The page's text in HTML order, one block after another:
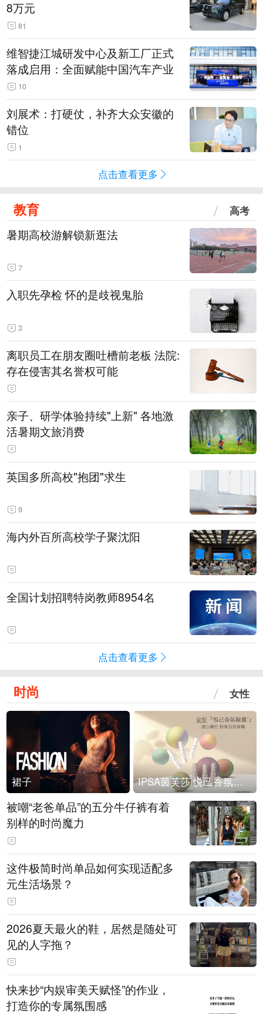
8万元
81
维智捷江城研发中心及新工厂正式
落成启用：全面赋能中国汽车产业
10
刘展术：打硬仗，补齐大众安徽的
错位
1
点击查看更多
教育 高考
暑期高校游解锁新逛法
7
入职先孕检 怀的是歧视鬼胎
3
离职员工在朋友圈吐槽前老板 法院:
存在侵害其名誉权可能
亲子、研学体验持续"上新" 各地激
活暑期文旅消费
英国多所高校"抱团"求生
9
海内外百所高校学子聚沈阳
全国计划招聘特岗教师8954名
点击查看更多
时尚 女性
裙子 IPSA茵芙莎 悦己香氛凝露上市
被嘲“老爸单品”的五分牛仔裤有着
别样的时尚魔力
这件极简时尚单品如何实现适配多
元生活场景？
2026夏天最火的鞋，居然是随处可
见的人字拖？
快来抄“内娱审美天赋怪”的作业，
打造你的专属氛围感